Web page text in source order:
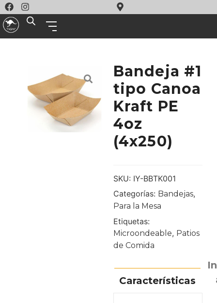
Bandeja #1
tipo Canoa
Kraft PE
4oz
(4x250)
SKU: IY-BBTK001
Categorías: Bandejas,
Para la Mesa
Etiquetas:
Microondeable, Patios
de Comida
Características